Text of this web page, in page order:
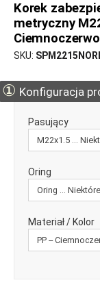
Korek
metryczny
SKU
① Konfiguracja
Pasujący
Oring
Materiał / Kolor